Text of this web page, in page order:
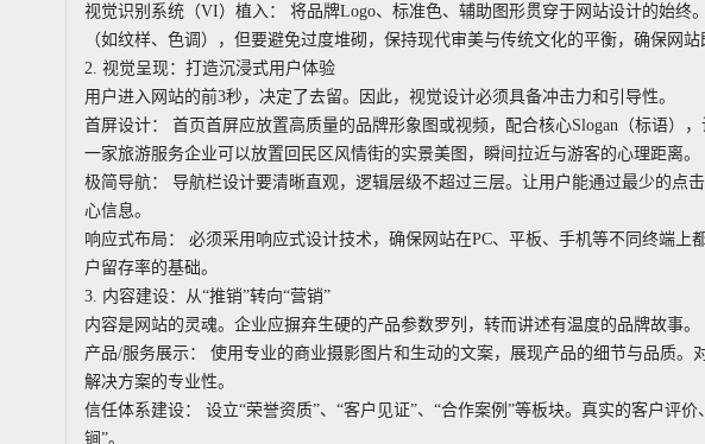
视觉识别系统（VI）植入： 将品牌Logo、标准色、辅助图形贯穿于网站设计的始终
（如纹样、色调），但要避免过度堆砌，保持现代审美与传统文化的平衡，确保网站
2. 视觉呈现：打造沉浸式用户体验
用户进入网站的前3秒，决定了去留。因此，视觉设计必须具备冲击力和引导性。
首屏设计： 首页首屏应放置高质量的品牌形象图或视频，配合核心Slogan（标语）
一家旅游服务企业可以放置回民区风情街的实景美图，瞬间拉近与游客的心理距离。
极简导航： 导航栏设计要清晰直观，逻辑层级不超过三层。让用户能通过最少的点
心信息。
响应式布局： 必须采用响应式设计技术，确保网站在PC、平板、手机等不同终端上
户留存率的基础。
3. 内容建设：从“推销”转向“营销”
内容是网站的灵魂。企业应摒弃生硬的产品参数罗列，转而讲述有温度的品牌故事。
产品/服务展示： 使用专业的商业摄影图片和生动的文案，展现产品的细节与品质。
解决方案的专业性。
信任体系建设： 设立“荣誉资质”、“客户见证”、“合作案例”等板块。真实的客户评
锏”。